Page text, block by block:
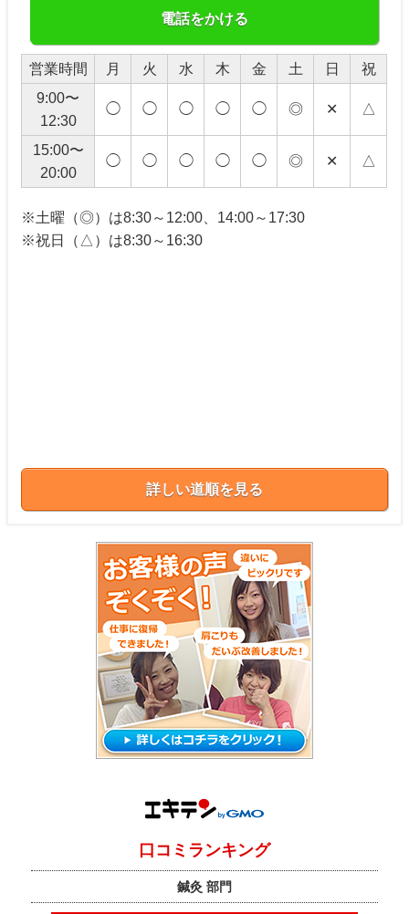
電話をかける
営業時間 月 火 水 木 金 土 日
祝
9:00〜
12:30
◯ ◯ ◯ ◯ ◯ ◎ ✕ △
15:00〜
20:00
◯ ◯ ◯ ◯ ◯ ◎ ✕ △
※土曜（◎）は8:30～12:00、14:00～17:30
※祝日（△）は8:30～16:30
詳しい道順を見る